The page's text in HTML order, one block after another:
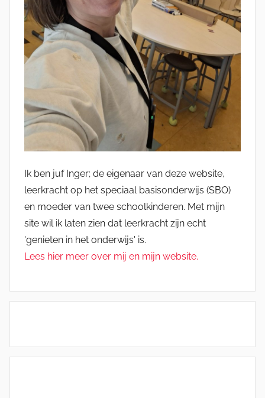
Ik ben juf Inger; de eigenaar van deze website,
leerkracht op het speciaal basisonderwijs (SBO)
en moeder van twee schoolkinderen. Met mijn
site wil ik laten zien dat leerkracht zijn echt
'genieten in het onderwijs' is.
Lees hier meer over mij en mijn website.